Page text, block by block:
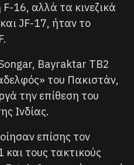
16, αλλά τα κινεζικά
JF-17, ήταν το
Bayraktar TB2
του Πακιστάν,
την επίθεση του
Ινδίας.
επίσης τον
τους τακτικούς